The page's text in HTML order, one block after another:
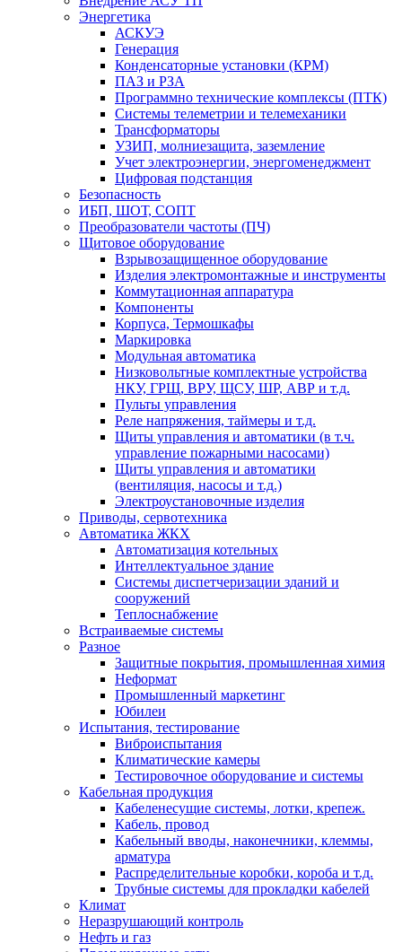
Энергетика
АСКУЭ
Генерация
Конденсаторные установки (КРМ)
ПАЗ и РЗА
Программно технические комплексы (ПТК)
Системы телеметрии и телемеханики
Трансформаторы
УЗИП, молниезащита, заземление
Учет электроэнергии, энергоменеджмент
Цифровая подстанция
Безопасность
ИБП, ШОТ, СОПТ
Преобразователи частоты (ПЧ)
Щитовое оборудование
Взрывозащищенное оборудование
Изделия электромонтажные и инструменты
Коммутационная аппаратура
Компоненты
Корпуса, Термошкафы
Маркировка
Модульная автоматика
Низковольтные комплектные устройства
НКУ, ГРЩ, ВРУ, ЩСУ, ШР, АВР и т.д.
Пульты управления
Реле напряжения, таймеры и т.д.
Щиты управления и автоматики (в т.ч.
управление пожарными насосами)
Щиты управления и автоматики
(вентиляция, насосы и т.д.)
Электроустановочные изделия
Приводы, сервотехника
Автоматика ЖКХ
Автоматизация котельных
Интеллектуальное здание
Системы диспетчеризации зданий и
сооружений
Теплоснабжение
Встраиваемые системы
Разное
Защитные покрытия, промышленная химия
Неформат
Промышленный маркетинг
Юбилеи
Испытания, тестирование
Виброиспытания
Климатические камеры
Тестировочное оборудование и системы
Кабельная продукция
Кабеленесущие системы, лотки, крепеж.
Кабель, провод
Кабельный вводы, наконечники, клеммы,
арматура
Распределительные коробки, короба и т.д.
Трубные системы для прокладки кабелей
Климат
Неразрушающий контроль
Нефть и газ